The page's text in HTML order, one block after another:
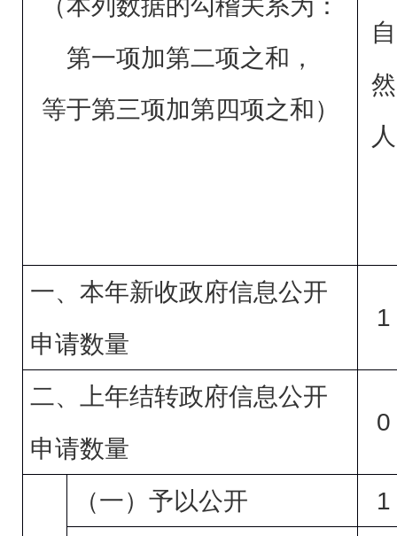
（本列数据的勾稽关系为：
第一项加第二项之和，
等于第三项加第四项之和）
自
然
人
一、本年新收政府信息公开
申请数量
1
二、上年结转政府信息公开
申请数量
0
（一）予以公开
1